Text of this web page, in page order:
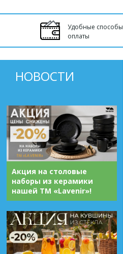
Удобные способы
оплаты
НОВОСТИ
Акция на столовые
наборы из керамики
нашей ТМ «Lavenir»!